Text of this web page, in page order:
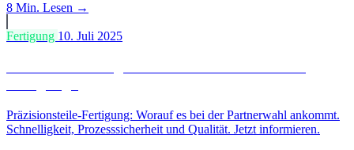
8 Min. Lesen →
Fertigung 10. Juli 2025
Präzisionsteile-Fertigung: Worauf es bei der Partnerwahl ankommt.
Schnelligkeit, Prozesssicherheit und Qualität. Jetzt informieren.